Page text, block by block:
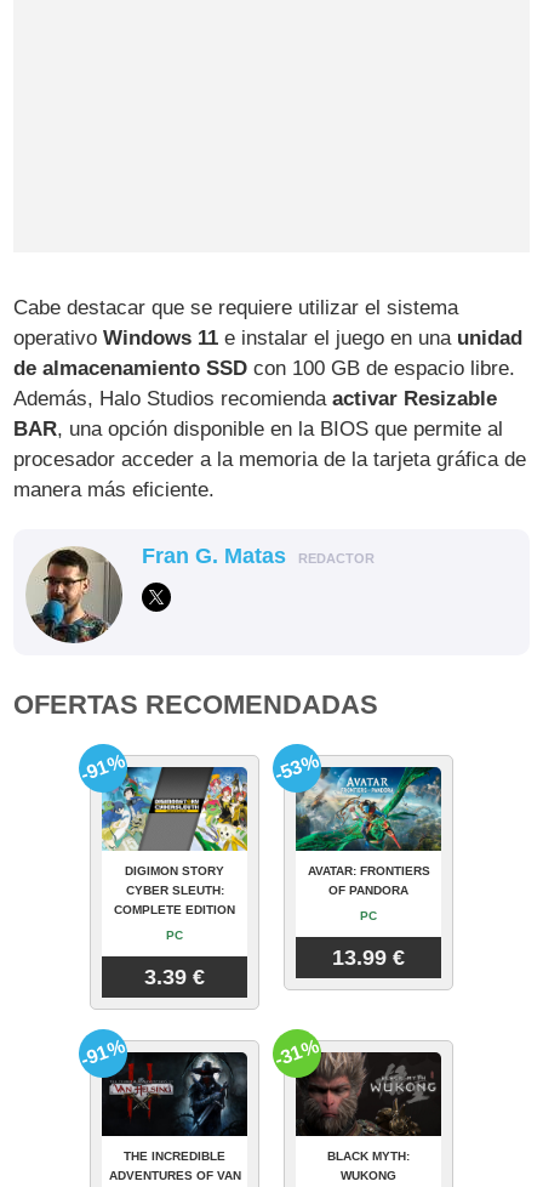
Cabe destacar que se requiere utilizar el sistema
operativoWindows 11 e instalar el juego en una unidad
de almacenamiento SSD con 100 GB de espacio libre.
Además, Halo Studios recomiendaactivar Resizable
BAR, una opción disponible en la BIOS que permite al
procesador acceder a la memoria de la tarjeta gráfica de
manera más eficiente.
Fran G. Matas REDACTOR
OFERTAS RECOMENDADAS
DIGIMON STORY
CYBER SLEUTH:
COMPLETE EDITION
PC
3.39 €
-91%
AVATAR: FRONTIERS
OF PANDORA
PC
13.99 €
-53%
THE INCREDIBLE
ADVENTURES OF VAN
-91%
BLACK MYTH:
WUKONG
-31%